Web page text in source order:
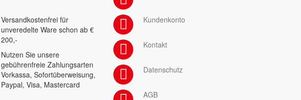
Versandkostenfrei für
unveredelte Ware schon ab €
200,-
Nutzen Sie unsere
gebührenfreie Zahlungsarten
Vorkassa, Sofortüberweisung,
Paypal, Visa, Mastercard
Kundenkonto
Kontakt
Datenschutz
AGB